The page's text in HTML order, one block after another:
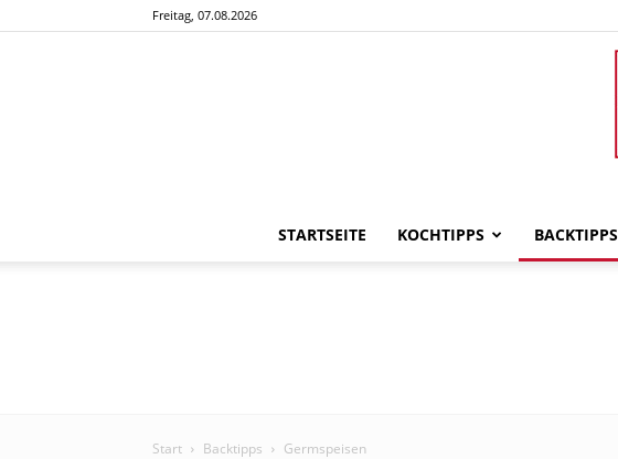
Freitag, 07.08.2026
STARTSEITE KOCHTIPPS BACKTIPPS
Start Backtipps Germspeisen